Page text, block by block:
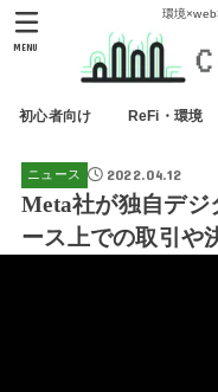
環境
初心者向け ReFi・環境
MENU
ニュース 2022.04.12
Meta社が独自デジ
ース上での取引や